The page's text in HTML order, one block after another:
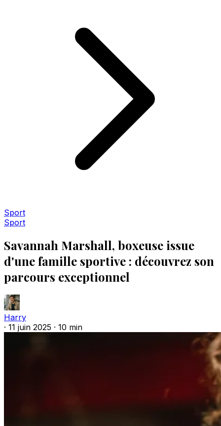
Sport
Sport
Savannah Marshall, boxeuse issue
d'une famille sportive : découvrez son
parcours exceptionnel
Harry
· 11 juin 2025 · 10 min